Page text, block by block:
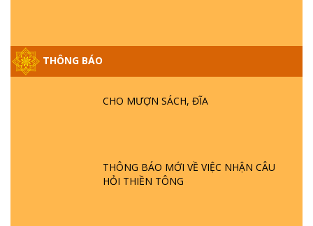
THÔNG BÁO
CHO MƯỢN SÁCH, ĐĨA
THÔNG BÁO MỚI VỀ VIỆC NHẬN CÂU
HỎI THIỀN TÔNG
PHẬT KHÔNG NÓI? HỘI LONG HOA LÀ
HỘI GÌ? TỬ VÌ ĐẠO
GIẢI ĐÁP ĐẶC BIỆT P24 - TÁNH PHẬT
GIẢI ĐÁP ĐẶC BIỆT P23 - THIÊN ĐÀNG Ở
ĐÂU? ĐỊA NGỤC Ở ĐÂU? ĐỨC CHÚA TRỜI